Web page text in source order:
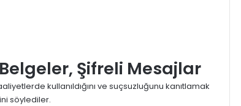
Şifreli Mesajlar
kullanıldığını ve suçsuzluğunu kanıtlamak
söylediler.